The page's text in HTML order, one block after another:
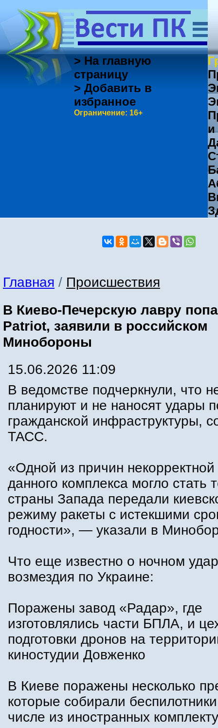
> На главную
страницу
> Добавить в
избранное
Ограничение: 16+
Главная / Происшествия
В Киево-Печерскую лавру
Patriot, заявили в российском
Минобороны
15.06.2026 11:09
В ведомстве подчеркнули, что
планируют и не наносят удары
гражданской инфраструктуры,
ТАСС.
«Одной из причин
данного комплекса могло стать
страны Запада передали
режиму ракеты с истекшими
годности», — указали в
Что еще известно о ночном
возмездия по Украине:
Поражены завод «Радар», где
изготовлялись части БПЛА, и
подготовки дронов на
киностудии Довженко
В Киеве поражены несколько
которые собирали
числе из иностранных